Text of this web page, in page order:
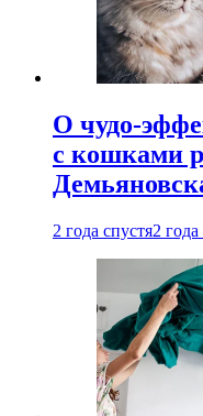
О чудо-
с кошками
2 года спустя2 года